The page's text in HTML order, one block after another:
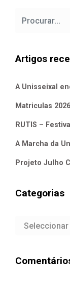
Artigos
A Unisseixal
Matriculas
RUTIS –
A Marcha da
Projeto Julho
Categorias
Categorias